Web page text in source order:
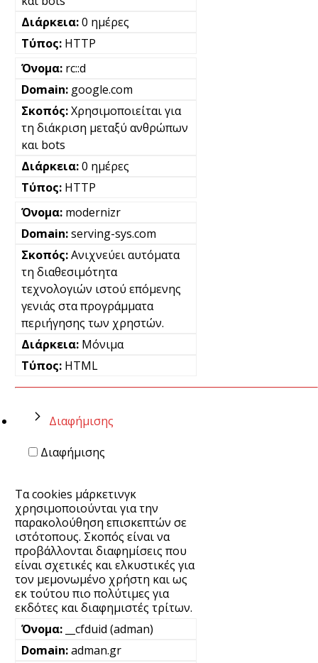
0 ημέρες
HTTP
rc::d
google.com
Χρησιμοποιείται για
τη διάκριση μεταξύ ανθρώπων
και bots
0 ημέρες
HTTP
modernizr
serving-sys.com
Ανιχνεύει αυτόματα
τη διαθεσιμότητα
τεχνολογιών ιστού επόμενης
γενιάς στα προγράμματα
περιήγησης των χρηστών.
Μόνιμα
HTML
Διαφήμισης
Διαφήμισης
Τα cookies μάρκετινγκ
χρησιμοποιούνται για την
παρακολούθηση επισκεπτών σε
ιστότοπους. Σκοπός είναι να
προβάλλονται διαφημίσεις που
είναι σχετικές και ελκυστικές για
τον μεμονωμένο χρήστη και ως
εκ τούτου πιο πολύτιμες για
εκδότες και διαφημιστές τρίτων.
__cfduid (adman)
adman.gr